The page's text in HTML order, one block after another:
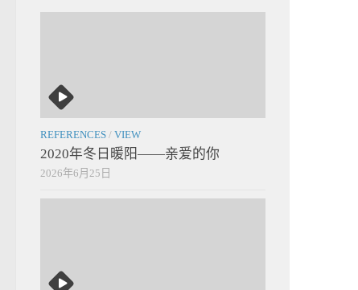
REFERENCES / VIEW
2020年冬日暖阳——亲爱的你
2026年6月25日